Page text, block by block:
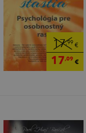
17,99 €
17,09 €